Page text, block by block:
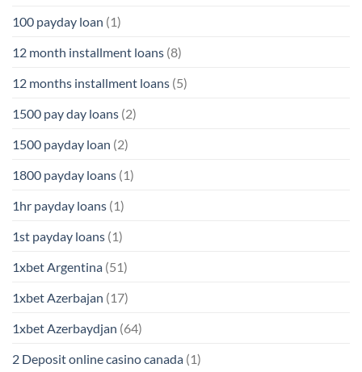
100 payday loan (1)
12 month installment loans (8)
12 months installment loans (5)
1500 pay day loans (2)
1500 payday loan (2)
1800 payday loans (1)
1hr payday loans (1)
1st payday loans (1)
1xbet Argentina (51)
1xbet Azerbajan (17)
1xbet Azerbaydjan (64)
2 Deposit online casino canada (1)